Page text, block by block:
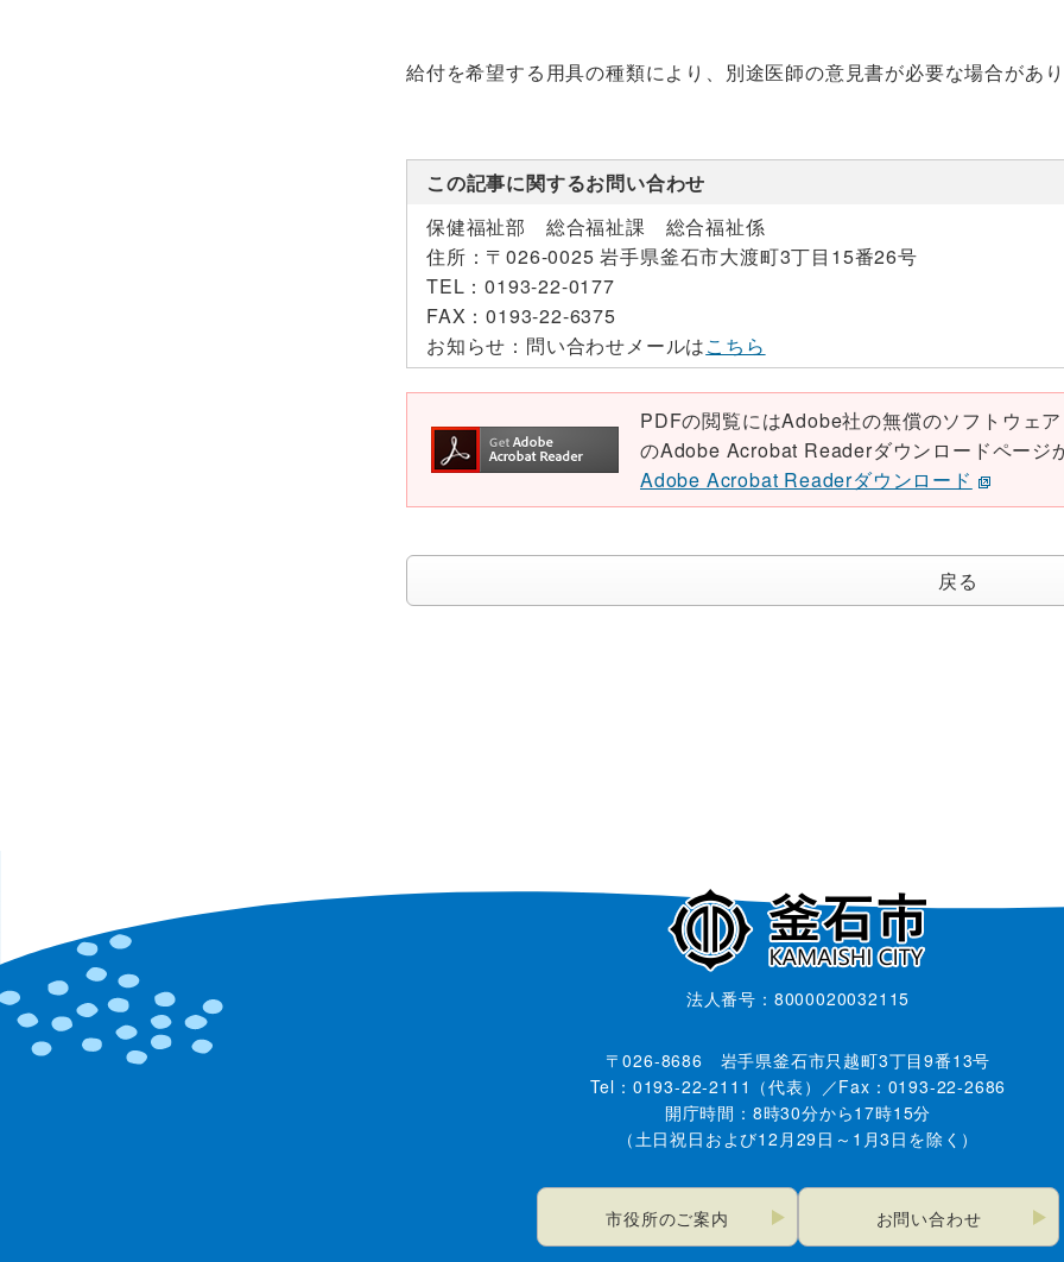
給付を希望する用具の種類により、別途医師の意見書が必要な場合があり
この記事に関するお問い合わせ
保健福祉部 総合福祉課 総合福祉係
住所： 〒026-0025 岩手県釜石市大渡町3丁目15番26号
TEL：0193-22-0177
FAX：0193-22-6375
お知らせ： 問い合わせメールはこちら
PDFの閲覧にはAdobe社の無償のソフトウェ
のAdobe Acrobat Readerダウンロードページ
Adobe Acrobat Readerダウンロード
戻る
法人番号：8000020032115
〒026-8686 岩手県釜石市只越町3丁目9番13号
Tel：0193-22-2111（代表）／Fax：0193-22-2686
開庁時間：8時30分から17時15分
（土日祝日および12月29日～1月3日を除く）
市役所のご案内 お問い合わせ